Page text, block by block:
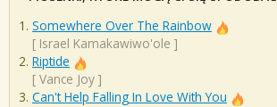
Somewhere Over The Rainbow
[ Israel Kamakawiwo'ole ]
Riptide
[ Vance Joy ]
Can't Help Falling In Love With You